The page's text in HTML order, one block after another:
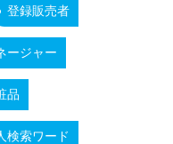
登録販売者
ージャー
品
検索ワード